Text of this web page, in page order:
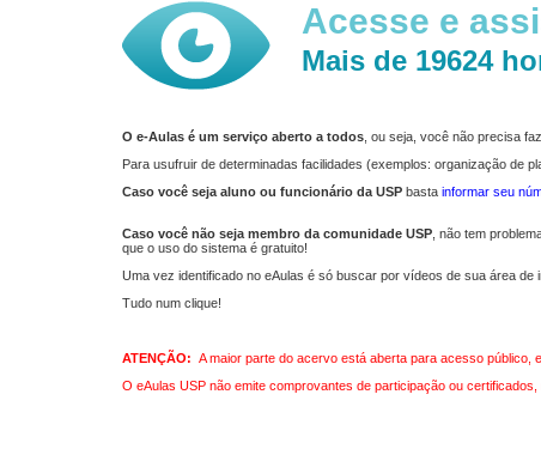
Acesse e
Mais de 19624
O e-Aulas é um serviço aberto a todos , ou seja, você não precisa
Para usufruir de determinadas facilidades (exemplos: organização de
Caso você seja aluno ou funcionário da USP basta informar seu
Caso você não seja membro da comunidade USP , não tem
que o uso do sistema é gratuito!
Uma vez identificado no eAulas é só buscar por vídeos de sua área de
Tudo num clique!
ATENÇÃO: A maior parte do acervo está aberta para acesso público,
O eAulas USP não emite comprovantes de participação ou